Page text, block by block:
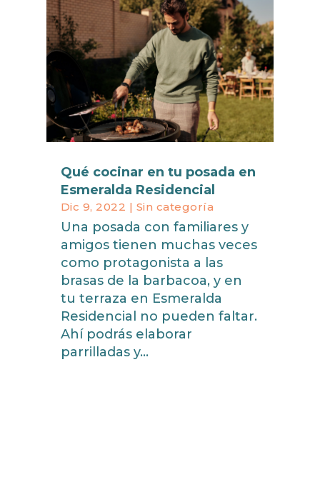
Qué cocinar en tu posada en
Esmeralda Residencial
Dic 9, 2022 | Sin categoría
Una posada con familiares y
amigos tienen muchas veces
como protagonista a las
brasas de la barbacoa, y en
tu terraza en Esmeralda
Residencial no pueden faltar.
Ahí podrás elaborar
parrilladas y...